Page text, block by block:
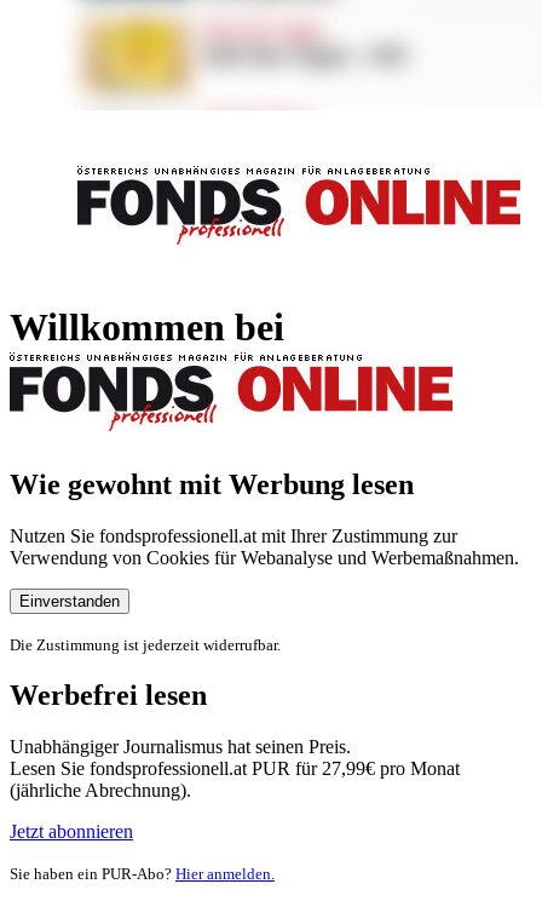
Willkommen bei
Wie gewohnt mit Werbung lesen
Nutzen Sie fondsprofessionell.at mit Ihrer Zustimmung zur
Verwendung von Cookies für Webanalyse und Werbemaßnahmen.
Einverstanden
Die Zustimmung ist jederzeit widerrufbar.
Werbefrei lesen
Unabhängiger Journalismus hat seinen Preis.
Lesen Sie fondsprofessionell.at PUR für 27,99€ pro Monat
(jährliche Abrechnung).
Jetzt abonnieren
Sie haben ein PUR-Abo? Hier anmelden.